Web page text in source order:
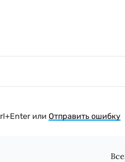
или Отправить ошибку